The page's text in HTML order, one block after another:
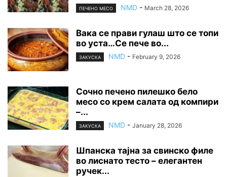
ПЕЧЕНО МЕСО NMD - March 28, 2026
Вака се прави гулаш што се топи
во уста…Се пече во...
ЗАКУСКА NMD - February 9, 2026
Сочно печено пилешко бело
месо со крем салата од компири
–...
ЗАКУСКА NMD - January 28, 2026
Шпанска тајна за свинско филе
во лиснато тесто – елегантен
ручек...